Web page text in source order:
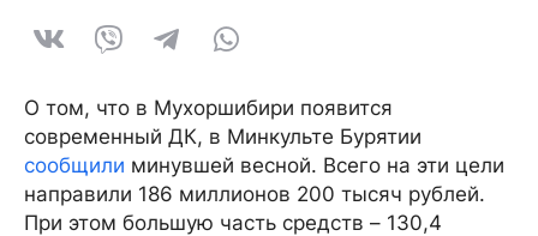
О том, что в Мухоршибири появится
современный ДК, в Минкульте Бурятии
сообщили минувшей весной. Всего на эти цели
направили 186 миллионов 200 тысяч рублей.
При этом большую часть средств – 130,4